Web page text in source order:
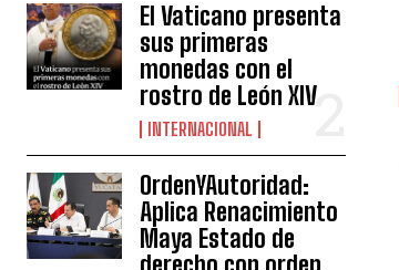
El Vaticano presenta
sus primeras
monedas con el
rostro de León XIV
INTERNACIONAL
OrdenYAutoridad:
Aplica Renacimiento
Maya Estado de